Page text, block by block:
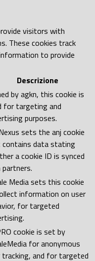
visitors with
These cookies track
to provide
Descrizione
by agkn, this cookie is
for targeting and
purposes.
sets the anj cookie
data stating
a cookie ID is synced
Media sets this cookie
information on user
for targeted
cookie is set by
for anonymous
tracking, and for targeted